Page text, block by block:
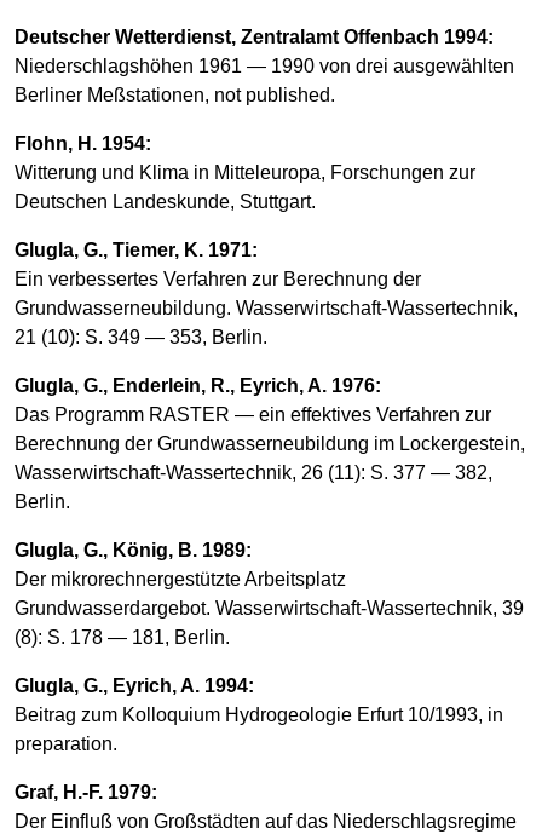
Deutscher Wetterdienst, Zentralamt Offenbach 1994:
Niederschlagshöhen 1961 — 1990 von drei ausgewählten
Berliner Meßstationen, not published.
Flohn, H. 1954:
Witterung und Klima in Mitteleuropa, Forschungen zur
Deutschen Landeskunde, Stuttgart.
Glugla, G., Tiemer, K. 1971:
Ein verbessertes Verfahren zur Berechnung der
Grundwasserneubildung. Wasserwirtschaft-Wassertechnik,
21 (10): S. 349 — 353, Berlin.
Glugla, G., Enderlein, R., Eyrich, A. 1976:
Das Programm RASTER — ein effektives Verfahren zur
Berechnung der Grundwasserneubildung im Lockergestein,
Wasserwirtschaft-Wassertechnik, 26 (11): S. 377 — 382,
Berlin.
Glugla, G., König, B. 1989:
Der mikrorechnergestützte Arbeitsplatz
Grundwasserdargebot. Wasserwirtschaft-Wassertechnik, 39
(8): S. 178 — 181, Berlin.
Glugla, G., Eyrich, A. 1994:
Beitrag zum Kolloquium Hydrogeologie Erfurt 10/1993, in
preparation.
Graf, H.-F. 1979:
Der Einfluß von Großstädten auf das Niederschlagsregime